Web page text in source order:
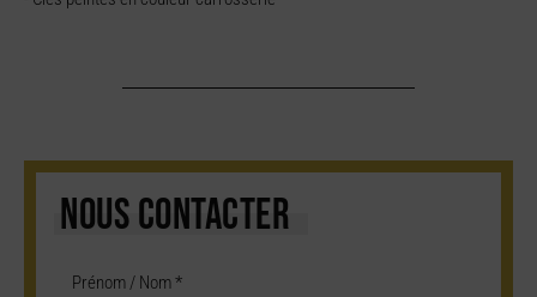
NOUS CONTACTER